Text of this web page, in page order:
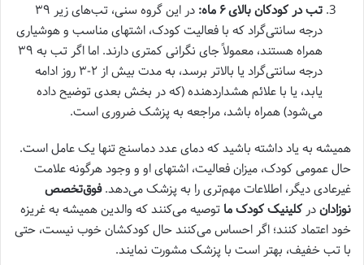
تب در کودکان بالای ۶ ماه:
در این گروه سنی، تب‌های زیر ۳۹
درجه سانتی‌گراد که با فعالیت کودک، اشتهای مناسب و هوشیاری
همراه هستند، معمولاً جای نگرانی کمتری دارند. اما اگر تب به ۳۹
درجه سانتی‌گراد یا بالاتر برسد، به مدت بیش از ۲-۳ روز ادامه
یابد، یا با علائم هشداردهنده (که در بخش بعدی توضیح داده
می‌شود) همراه باشد، مراجعه به پزشک ضروری است.
همیشه به یاد داشته باشید که دمای عدد دماسنج تنها یک عامل است.
حال عمومی کودک، میزان فعالیت، اشتهای او و وجود هرگونه علامت
غیرعادی دیگر، اطلاعات مهم‌تری را به پزشک می‌دهد.فوق‌تخصص
نوزاداندر کلینیک کودک ما توصیه می‌کنند که والدین همیشه به غریزه
خود اعتماد کنند؛ اگر احساس می‌کنند حال کودکشان خوب نیست، حتی
با تب خفیف، بهتر است با پزشک مشورت نمایند.